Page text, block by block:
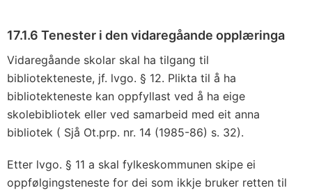
17.1.6 Tenester i den vidaregåande opplæringa
Vidaregåande skolar skal ha tilgang til
bibliotekteneste, jf. lvgo. § 12. Plikta til å ha
bibliotekteneste kan oppfyllast ved å ha eige
skolebibliotek eller ved samarbeid med eit anna
bibliotek ( Sjå Ot.prp. nr. 14 (1985-86) s. 32).
Etter lvgo. § 11 a skal fylkeskommunen skipe ei
oppfølgingsteneste for dei som ikkje bruker retten til